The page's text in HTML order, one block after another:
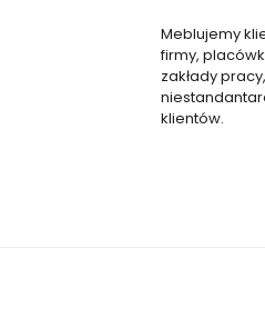
Meblujemy
firmy,
zakłady
klientów.